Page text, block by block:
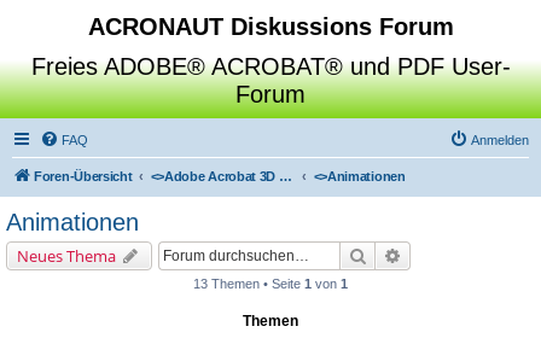
ACRONAUT Diskussions Forum
Freies ADOBE® ACROBAT® und PDF User-
Forum
FAQ Anmelden
Foren-Übersicht <>Adobe Acrobat 3D Toolkit / Deep Exploration / SAP Visual Enterprise Author <>Animationen
Animationen
Neues Thema Suche
13 Themen • Seite 1 von 1
Themen